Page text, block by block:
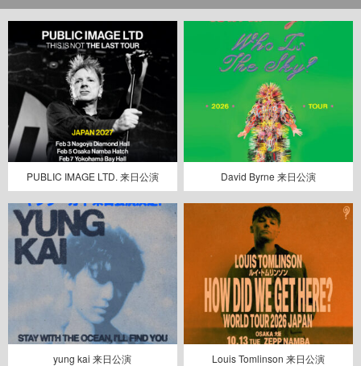
PUBLIC IMAGE LTD. 来日公演 David Byrne 来日公演
yung kai 来日公演 Louis Tomlinson 来日公演